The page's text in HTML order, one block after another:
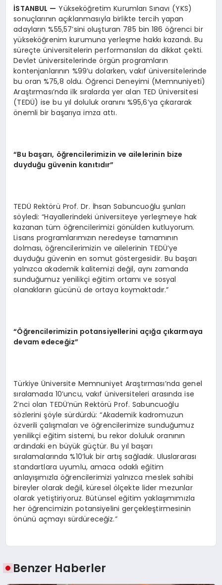
İSTANBUL — Yükseköğretim Kurumları Sınavı (YKS)
sonuçlarının açıklanmasıyla birlikte tercih yapan
adayların %55,57’sini oluşturan 785 bin 186 öğrenci bir
yükseköğrenim kurumuna yerleşme hakkı kazandı. Bu
süreçte üniversitelerin performansları da dikkat çekti.
Devlet üniversitelerinde örgün programların
kontenjanlarının %99’u dolarken, vakıf üniversitelerinde
bu oran %75,8 oldu. Öğrenci Deneyimi (Memnuniyeti)
Araştırması’nda ilk sıralarda yer alan TED Üniversitesi
(TEDÜ) ise bu yıl doluluk oranını %95,6’ya çıkararak
önemli bir başarıya imza attı.
“Bu başarı, öğrencilerimizin ve ailelerinin bize
duyduğu güvenin kanıtıdır”
TEDÜ Rektörü Prof. Dr. İhsan Sabuncuoğlu şunları
söyledi: “Hayallerindeki üniversiteye yerleşmeye hak
kazanan tüm öğrencilerimizi gönülden kutluyorum.
Lisans programlarımızın neredeyse tamamının
dolması, öğrencilerimizin ve ailelerinin TEDÜ’ye
duyduğu güvenin en somut göstergesidir. Bu başarı
yalnızca akademik kalitemizi değil, aynı zamanda
sunduğumuz yenilikçi eğitim ortamı ve sosyal
olanakların gücünü de ortaya koymaktadır.”
“Öğrencilerimizin potansiyellerini açığa çıkarmaya
devam edeceğiz”
Türkiye Üniversite Memnuniyet Araştırması’nda genel
sıralamada 10’uncu, vakıf üniversiteleri arasında ise
2’nci olan TEDÜ’nün Rektörü Prof. Sabuncuoğlu
sözlerini şöyle sürdürdü: “Akademik kadromuzun
özverili çalışmaları ve öğrencilerimize sunduğumuz
yenilikçi eğitim sistemi, bu rekor doluluk oranının
ardındaki en büyük güçtür. Bu yıl başarı
sıralamalarında %10’luk bir artış sağladık. Uluslararası
standartlara uyumlu, amaca odaklı eğitim
anlayışımızla öğrencilerimizi yalnızca meslek sahibi
bireyler olarak değil, küresel ölçekte lider mezunlar
olarak yetiştiriyoruz. Bütünsel eğitim yaklaşımımızla
her öğrencimizin potansiyelini gerçekleştirmesinin
önünü açmayı sürdüreceğiz.”
Benzer Haberler